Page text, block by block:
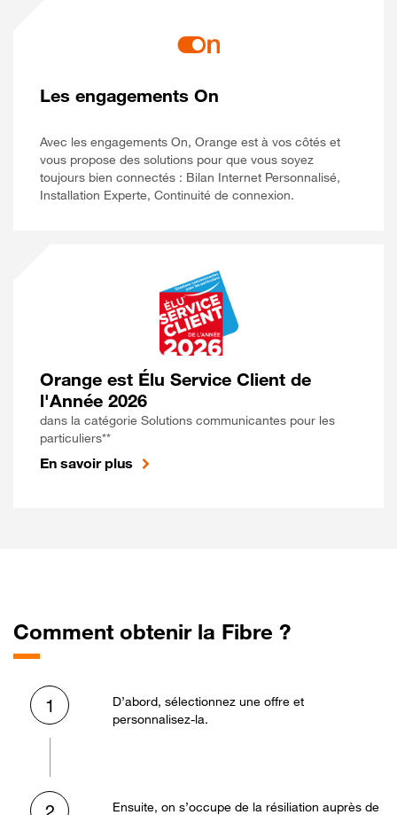
Les engagements On
Avec les engagements On, Orange est à vos côtés et
vous propose des solutions pour que vous soyez
toujours bien connectés : Bilan Internet Personnalisé,
Installation Experte, Continuité de connexion.
Orange est Élu Service Client de
l'Année 2026
dans la catégorie Solutions communicantes pour les
particuliers**
En savoir plus
Comment obtenir la Fibre ?
1
D’abord, sélectionnez une offre et
personnalisez-la.
Ensuite, on s’occupe de la résiliation auprès de